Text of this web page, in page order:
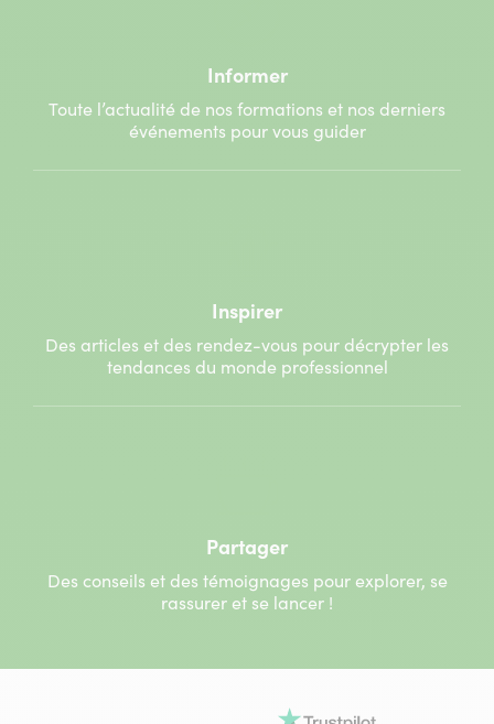
Informer
Toute l’actualité de nos formations et nos derniers
événements pour vous guider
Inspirer
Des articles et des rendez-vous pour décrypter les
tendances du monde professionnel
Partager
Des conseils et des témoignages pour explorer, se
rassurer et se lancer !